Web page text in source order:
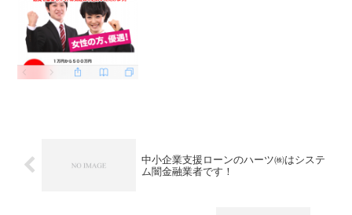
中小企業支援ローンのハーツ㈱はシステ
ム闇金融業者です！